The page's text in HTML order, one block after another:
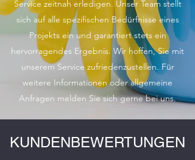
Service zeitnah erledigen. Unser Team stellt
sich auf alle spezifischen Bedürfnisse eines
Projekts ein und garantiert stets ein
hervorragendes Ergebnis. Wir hoffen, Sie mit
unserem Service zufriedenzustellen. Für
weitere Informationen oder allgemeine
Anfragen melden Sie sich gerne bei uns.
KUNDENBEWERTUNGEN